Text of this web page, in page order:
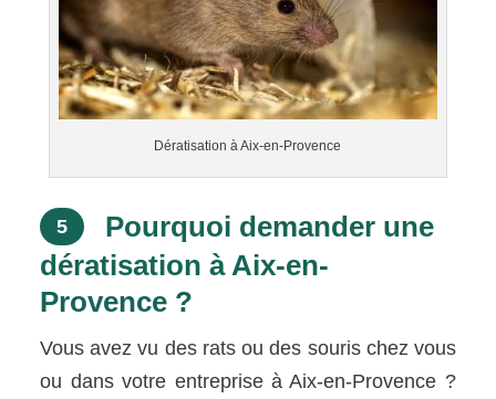
Dératisation à Aix-en-Provence
5
Pourquoi demander une
dératisation à Aix-en-
Provence ?
Vous avez vu des rats ou des souris chez vous
ou dans votre entreprise à Aix-en-Provence ?